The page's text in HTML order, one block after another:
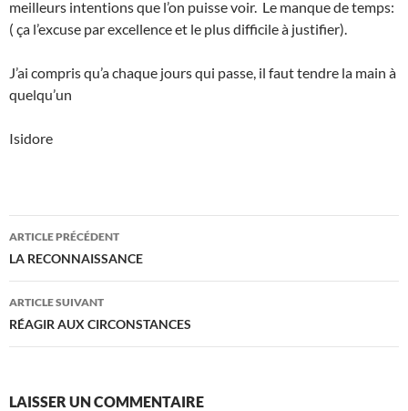
meilleurs intentions que l’on puisse voir. Le manque de temps:
( ça l’excuse par excellence et le plus difficile à justifier).
J’ai compris qu’a chaque jours qui passe, il faut tendre la main à
quelqu’un
Isidore
Navigation
des
articles
ARTICLE PRÉCÉDENT
LA RECONNAISSANCE
ARTICLE SUIVANT
RÉAGIR AUX CIRCONSTANCES
LAISSER UN COMMENTAIRE